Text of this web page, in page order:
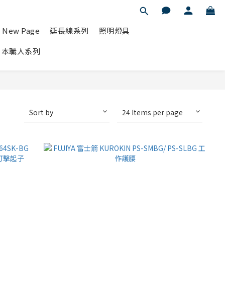
New Page 延長線系列
照明燈具
職人系列
Sort by 24 Items per page